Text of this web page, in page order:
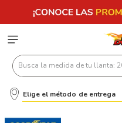
Busca la medida de tu
Elige el método de entrega